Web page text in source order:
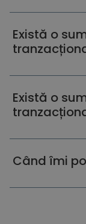
Există o
Există o
Când îmi